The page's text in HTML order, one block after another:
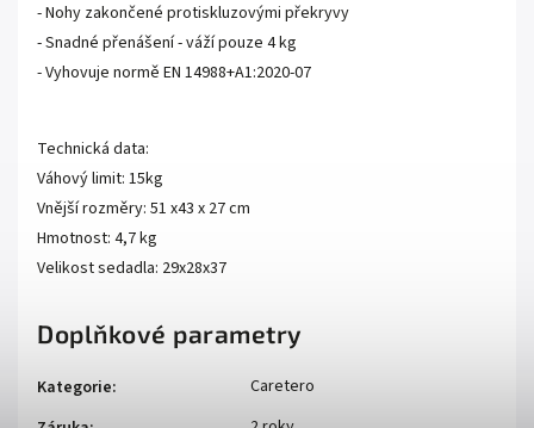
- Nohy zakončené protiskluzovými překryvy
- Snadné přenášení - váží pouze 4 kg
- Vyhovuje normě EN 14988+A1:2020-07
Technická data:
Váhový limit: 15kg
Vnější rozměry: 51 x43 x 27 cm
Hmotnost: 4,7 kg
Velikost sedadla: 29x28x37
Doplňkové parametry
Kategorie:
Caretero